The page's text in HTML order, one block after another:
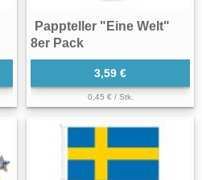
Pappteller "Eine Welt"
8er Pack
3,59 €
0,45 € / Stk.